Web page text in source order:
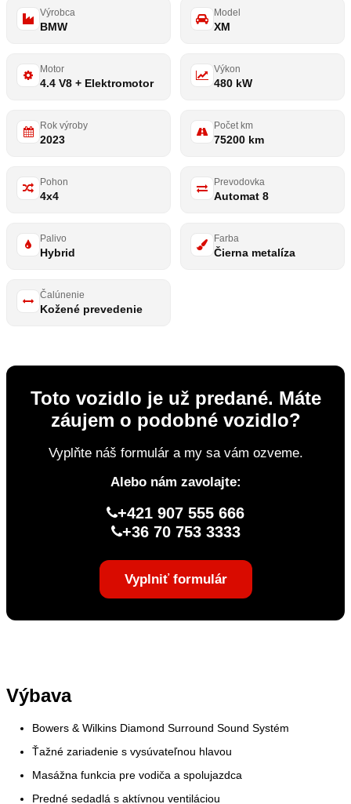
Výrobca
BMW
Model
XM
Motor
4.4 V8 + Elektromotor
Výkon
480 kW
Rok výroby
2023
Počet km
75200 km
Pohon
4x4
Prevodovka
Automat 8
Palivo
Hybrid
Farba
Čierna metalíza
Čalúnenie
Kožené prevedenie
Toto vozidlo je už predané. Máte
záujem o podobné vozidlo?
Vyplňte náš formulár a my sa vám ozveme.
Alebo nám zavolajte:
+421 907 555 666
+36 70 753 3333
Vyplniť formulár
Výbava
Bowers & Wilkins Diamond Surround Sound Systém
Ťažné zariadenie s vysúvateľnou hlavou
Masážna funkcia pre vodiča a spolujazdca
Predné sedadlá s aktívnou ventiláciou